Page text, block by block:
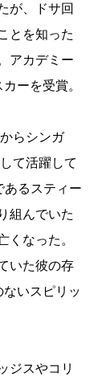
が、ドサ回
とを知った
アカデミー
ーを受賞。
らシンガ
て活躍して
あるスティー
組んでいた
くなった。
いた彼の存
いスピリッ
ジスやコリ